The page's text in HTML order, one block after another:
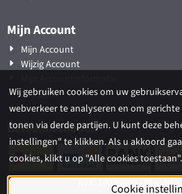
Mijn Account
Mijn Account
Wijzig Account
Inloggen
Betaalmethoden
KvK: 10039609 - Btw:
Wij gebruiken cookies om uw
webverkeer te analyseren en om
tonen via derde partijen. U kunt deze
instellingen" te klikken. Als u akkoord
cookies, klikt u op "Alle cookies toestaan".
Cookie